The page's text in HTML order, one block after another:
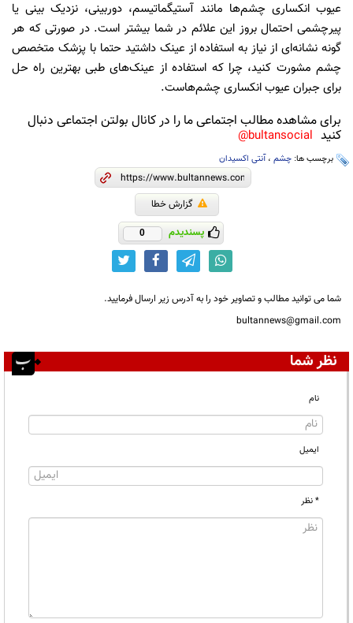
عیوب انکساری چشم‌ها مانند آستیگماتیسم، دوربینی، نزدیک بینی یا
پیرچشمی احتمال بروز این علائم در شما بیشتر است. در صورتی که هر
گونه نشانه‌ای از نیاز به استفاده از عینک داشتید حتما با پزشک متخصص
چشم مشورت کنید، چرا که استفاده از عینک‌های طبی بهترین راه حل
برای جبران عیوب انکساری چشم‌هاست.
برای مشاهده مطالب اجتماعی ما را در کانال بولتن اجتماعی دنبال
کنید bultansocial@
برچسب ها: چشم ،آنتی اکسیدان‌
گزارش خطا
پسندیدم 0
شما می توانید مطالب و تصاویر خود را به آدرس زیر ارسال فرمایید.
bultannews@gmail.com
نظر شما
نام
ایمیل
* نظر